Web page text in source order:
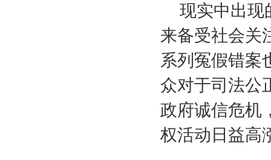
现实中出现
来备受社会关
系列冤假错案
众对于司法公
政府诚信危机
权活动日益高